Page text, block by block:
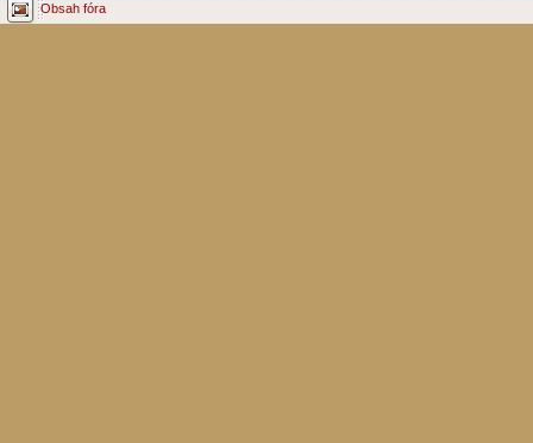
Obsah fóra